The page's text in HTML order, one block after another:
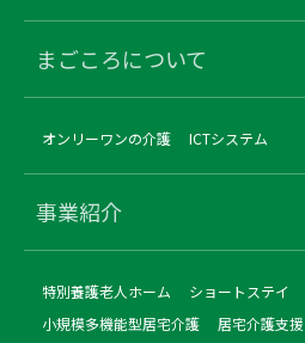
まごころについて
オンリーワンの介護 ICTシステム
事業紹介
特別養護老人ホーム ショートステイ
小規模多機能型居宅介護
居宅介護支援